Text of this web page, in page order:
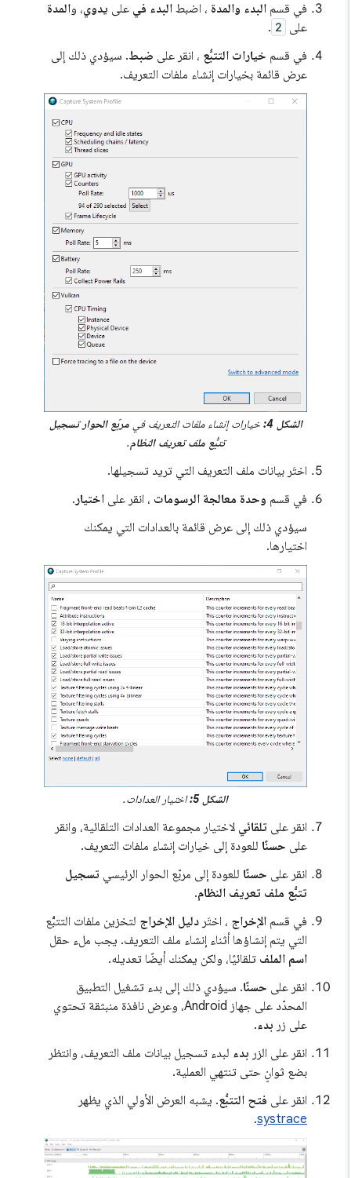
في قسمالبدء والمدة، اضبطالبدء في على يدوي، و المدة
على
2
.
في قسمخيارات التتبُّع، انقر على ضبط. سيؤدي ذلك إلى
عرض قائمة بخيارات إنشاء ملفات التعريف.
الشكل 4: خيارات إنشاء ملفات التعريف في مربّع الحوار تسجيل
تتبُّع ملف تعريف النظام.
اختَر بيانات ملف التعريف التي تريد تسجيلها.
في قسموحدة معالجة الرسومات، انقر على اختيار.
سيؤدي ذلك إلى عرض قائمة بالعدادات التي يمكنك
اختيارها.
الشكل 5: اختيار العدادات.
انقر على تلقائي لاختيار مجموعة العدادات التلقائية، وانقر
على حسنًاللعودة إلى خيارات إنشاء ملفات التعريف.
انقر على حسنًاللعودة إلى مربّع الحوار الرئيسي تسجيل
تتبُّع ملف تعريف النظام.
في قسمالإخراج، اختَر دليل الإخراجلتخزين ملفات التتبُّع
التي يتم إنشاؤها أثناء إنشاء ملف التعريف. يجب ملء حقل
اسم الملفتلقائيًا، ولكن يمكنك أيضًا تعديله.
انقر على حسنًا. سيؤدي ذلك إلى بدء تشغيل التطبيق
المحدّد على جهاز Android، وعرض نافذة منبثقة تحتوي
على زر بدء.
انقر على الزر بدءلبدء تسجيل بيانات ملف التعريف، وانتظر
بضع ثوانٍ حتى تنتهي العملية.
انقر على فتح التتبُّع. يشبه العرض الأولي الذي يظهر
systrace
.